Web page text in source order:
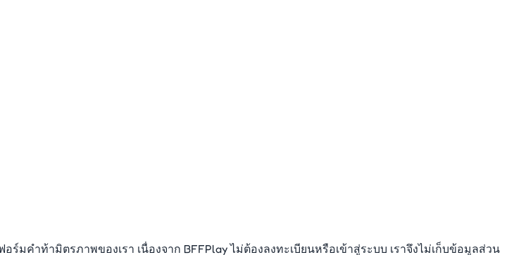
มคำท้ามิตรภาพของเรา เนื่องจาก BFFPlay ไม่ต้องลงทะเบียนหรือเข้าสู่ระบบ เราจึงไม่เก็บข้อมูลส่วน